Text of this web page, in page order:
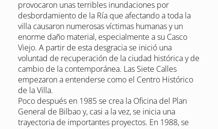
provocaron unas terribles inundaciones por
desbordamiento de la Ría que afectando a toda la
villa causaron numerosas víctimas humanas y un
enorme daño material, especialmente a su Casco
Viejo. A partir de esta desgracia se inició una
voluntad de recuperación de la ciudad histórica y de
cambio de la contemporánea. Las Siete Calles
empezaron a entenderse como el Centro Histórico
de la Villa.
Poco después en 1985 se crea la Oficina del Plan
General de Bilbao y, casi a la vez, se inicia una
trayectoria de importantes proyectos. En 1988, se